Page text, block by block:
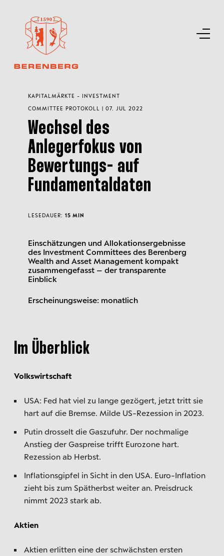
Einschätzungen und Allokationsergebnisse
des Investment Committees des Berenberg
Wealth and Asset Management kompakt
zusammengefasst – der transparente
Einblick
Erscheinungsweise: monatlich
KAPITALMÄRKTE - INVESTMENT
COMMITTEE PROTOKOLL | 07. JUL 2022
Wechsel des
Anlegerfokus von
Bewertungs- auf
Fundamentaldaten
LESEDAUER: 15 MIN
Im Überblick
Volkswirtschaft
USA: Fed hat viel zu lange gezögert, jetzt tritt sie
hart auf die Bremse. Milde US-Rezession in 2023.
Putin drosselt die Gaszufuhr. Der nochmalige
Anstieg der Gaspreise trifft Eurozone hart.
Rezession ab Herbst.
Inflationsgipfel in Sicht in den USA. Euro-Inflation
zieht bis zum Spätherbst weiter an. Preisdruck
nimmt 2023 stark ab.
Aktien
Aktien erlitten eine der schwächsten ersten